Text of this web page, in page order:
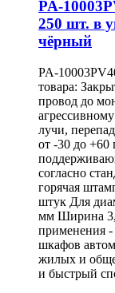
PA-
250 шт. в
чёрный
PA-
товара:
провод до
лучи,
от -30 до +60
согласно
горячая
штук Для
мм Ширина
применения -
шкафов
жилых и
и быстрый